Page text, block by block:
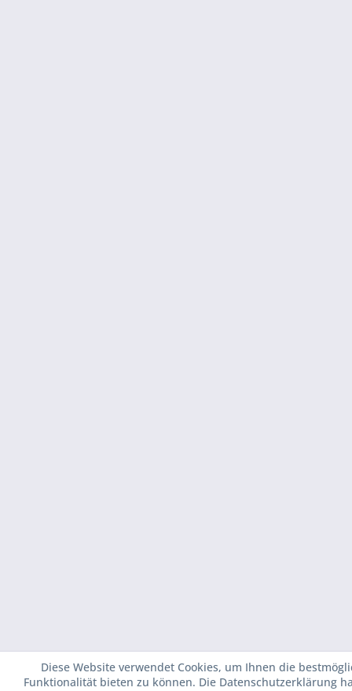
Diese Website verwendet Cookies, um Ihnen die
Funktionalität bieten zu können. Die Datenschutzerklärung